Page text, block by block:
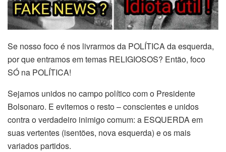
Se nosso foco é nos livrarmos da POLÍTICA da esquerda,
por que entramos em temas RELIGIOSOS? Então, foco
SÓ na POLÍTICA!
Sejamos unidos no campo político com o Presidente
Bolsonaro. E evitemos o resto – conscientes e unidos
contra o verdadeiro inimigo comum: a ESQUERDA em
suas vertentes (isentões, nova esquerda) e os mais
variados partidos.